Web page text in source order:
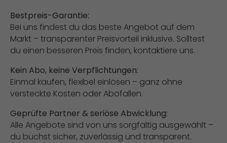
Bestpreis-Garantie:
Bei uns findest du das beste Angebot auf dem
Markt – transparenter Preisvorteil inklusive. Solltest
du einen besseren Preis finden, kontaktiere uns.
Kein Abo, keine Verpflichtungen:
Einmal kaufen, flexibel einlösen – ganz ohne
versteckte Kosten oder Abofallen.
Geprüfte Partner & seriöse Abwicklung:
Alle Angebote sind von uns sorgfältig ausgewählt –
du buchst sicher, zuverlässig und transparent.